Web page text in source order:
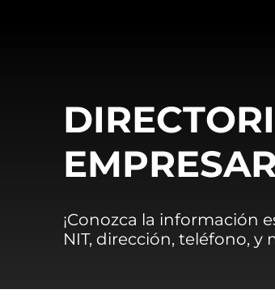
¡Conozca la información
NIT, dirección, teléfono, y